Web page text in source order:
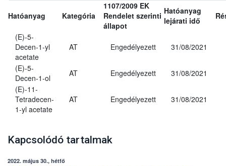
Hatóanyag Kategória
1107/2009 EK
Rendelet szerinti
állapot
Hatóanyag
lejárati idő
(E)-5-
Decen-1-yl
acetate
AT Engedélyezett 31/08/2021
(E)-5-
Decen-1-ol
AT Engedélyezett
31/08/2021
(E)-11-
Tetradecen-
1-yl acetate
AT Engedélyezett 31/08/2021
Kapcsolódó tartalmak
2022. május 30., hétfő